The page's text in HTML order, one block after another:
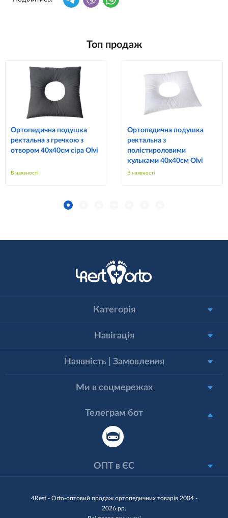
Топ продаж
Ортопедична подушка
ректальна з гречкою з
отвором 40х40см сіра Olvi
В наявності
Ортопедична подушка
ректальна з
полістироловими
кульками 40х40см Olvi
В наявності
4Rest - Orto-оптовий продаж ортопедичних товарів 2004 -
2026 рр.
Категорія
Навігація
Наявність | Замовлення
Ми в соцмережах
Телеграм бот
ОПТ в ЄС